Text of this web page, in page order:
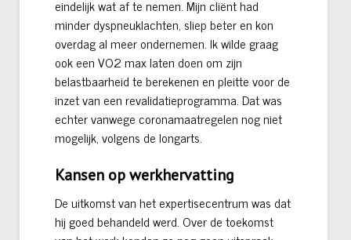
eindelijk wat af te nemen. Mijn cliënt had
minder dyspneuklachten, sliep beter en kon
overdag al meer ondernemen. Ik wilde graag
ook een VO2 max laten doen om zijn
belastbaarheid te berekenen en pleitte voor de
inzet van een revalidatieprogramma. Dat was
echter vanwege coronamaatregelen nog niet
mogelijk, volgens de longarts.
Kansen op werkhervatting
De uitkomst van het expertisecentrum was dat
hij goed behandeld werd. Over de toekomst